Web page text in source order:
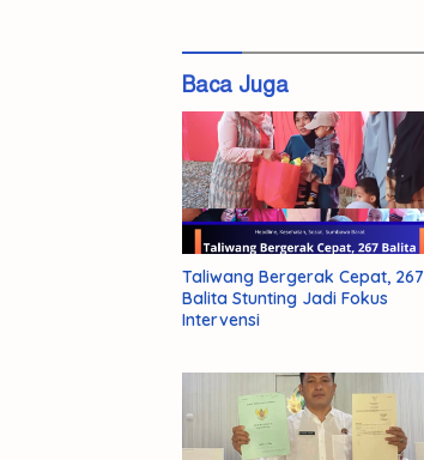
Sejahtera
Zakat
Baca Juga
Taliwang Bergerak Cepat, 267
Balita Stunting Jadi Fokus
Intervensi